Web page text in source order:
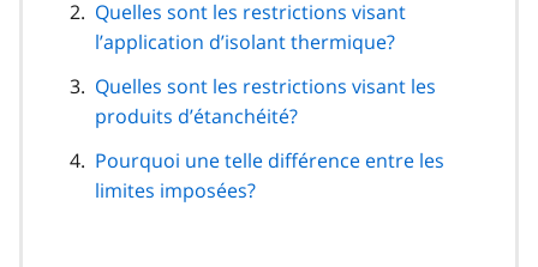
Quelles sont les restrictions visant
l’application d’isolant thermique?
Quelles sont les restrictions visant les
produits d’étanchéité?
Pourquoi une telle différence entre les
limites imposées?